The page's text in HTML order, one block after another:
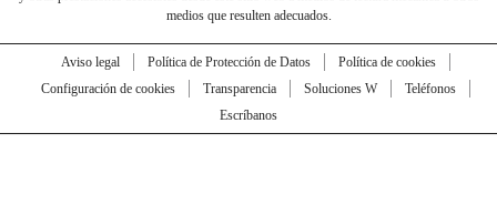
medios que resulten adecuados.
Aviso legal Política de Protección de Datos
Política de cookies
Configuración de cookies
Transparencia Soluciones W
Teléfonos
Escríbanos